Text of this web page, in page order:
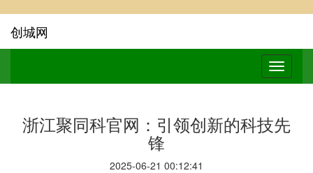
创城网
浙江聚同科官网：引领创新的科技先
锋
2025-06-21 00:12:41